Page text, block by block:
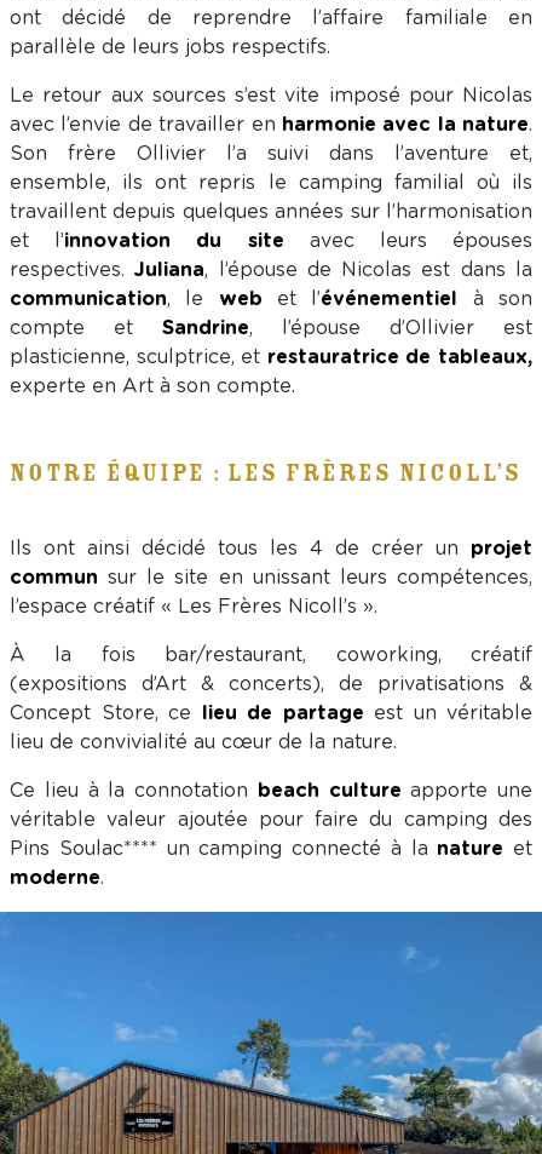
ont décidé de reprendre l’affaire familiale en
parallèle de leurs jobs respectifs.
Le retour aux sources s’est vite imposé pour Nicolas
avec l’envie de travailler en harmonie avec la nature.
Son frère Ollivier l’a suivi dans l’aventure et,
ensemble, ils ont repris le camping familial où ils
travaillent depuis quelques années sur l’harmonisation
et l’innovation du site avec leurs épouses
respectives.Juliana, l’épouse de Nicolas est dans la
communication, le web et l’événementiel à son
compte et Sandrine, l’épouse d’Ollivier est
plasticienne, sculptrice, et restauratrice de tableaux,
experte en Art à son compte.
NOTRE ÉQUIPE : LES FRÈRES NICOLL’S
Ils ont ainsi décidé tous les 4 de créer un projet
commun sur le site en unissant leurs compétences,
l’espace créatif « Les Frères Nicoll’s ».
À la fois bar/restaurant, coworking, créatif
(expositions d’Art & concerts), de privatisations &
Concept Store, ce lieu de partage est un véritable
lieu de convivialité au cœur de la nature.
Ce lieu à la connotation beach culture apporte une
véritable valeur ajoutée pour faire du camping des
Pins Soulac**** un camping connecté à la nature et
moderne.